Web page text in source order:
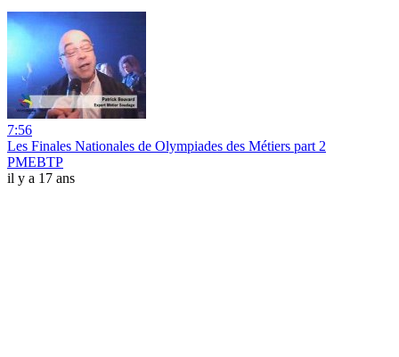
7:56
Les Finales Nationales de Olympiades des Métiers part 2
PMEBTP
il y a 17 ans